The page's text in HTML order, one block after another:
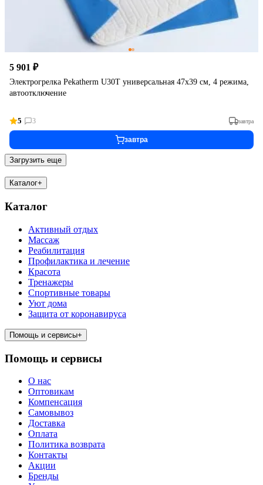
5 901 ₽
Электрогрелка Pekatherm U30T универсальная 47x39 см, 4 режима,
автоотключение
5 3 завтра
завтра
Загрузить еще
Каталог+
Каталог
Активный отдых
Массаж
Реабилитация
Профилактика и лечение
Красота
Тренажеры
Спортивные товары
Уют дома
Защита от коронавируса
Помощь и сервисы+
Помощь и сервисы
О нас
Оптовикам
Компенсация
Самовывоз
Доставка
Оплата
Политика возврата
Контакты
Акции
Бренды